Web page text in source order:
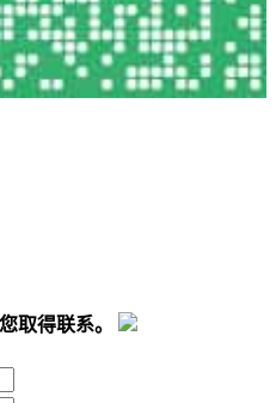
取得联系。